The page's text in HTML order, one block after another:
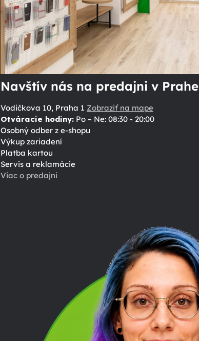
Navštív nás na predajni v Prahe
Vodičkova 10, Praha 1 Zobraziť na mape
Otváracie hodiny:Po – Ne: 08:30 - 20:00
Osobný odber z e-shopu
Výkup zariadení
Platba kartou
Servis a reklamácie
Viac o predajni